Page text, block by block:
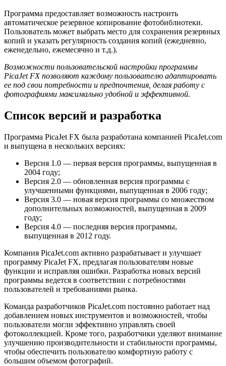
Программа предоставляет возможность настроить
автоматическое резервное копирование фотобиблиотеки.
Пользователь может выбрать место для сохранения резервных
копий и указать регулярность создания копий (ежедневно,
еженедельно, ежемесячно и т.д.).
Возможности пользовательской настройки программы
PicaJet FX позволяют каждому пользователю адаптировать
ее под свои потребности и предпочтения, делая работу с
фотографиями максимально удобной и эффективной.
Список версий и разработка
Программа PicaJet FX была разработана компанией PicaJet.com
и выпущена в нескольких версиях:
Версия 1.0 — первая версия программы, выпущенная в
2004 году;
Версия 2.0 — обновленная версия программы с
улучшенными функциями, выпущенная в 2006 году;
Версия 3.0 — новая версия программы со множеством
дополнительных возможностей, выпущенная в 2009
году;
Версия 4.0 — последняя версия программы,
выпущенная в 2012 году.
Компания PicaJet.com активно разрабатывает и улучшает
программу PicaJet FX, предлагая пользователям новые
функции и исправляя ошибки. Разработка новых версий
программы ведется в соответствии с потребностями
пользователей и требованиями рынка.
Команда разработчиков PicaJet.com постоянно работает над
добавлением новых инструментов и возможностей, чтобы
пользователи могли эффективно управлять своей
фотоколлекцией. Кроме того, разработчики уделяют внимание
улучшению производительности и стабильности программы,
чтобы обеспечить пользователю комфортную работу с
большим объемом фотографий.